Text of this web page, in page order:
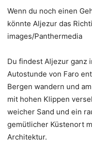
Wenn du noch einen
könnte Aljezur das
images/Panthermedia
Du findest Aljezur ganz
Autostunde von Faro
Bergen wandern und
mit hohen Klippen
weicher Sand und ein
gemütlicher Küstenort
Architektur.